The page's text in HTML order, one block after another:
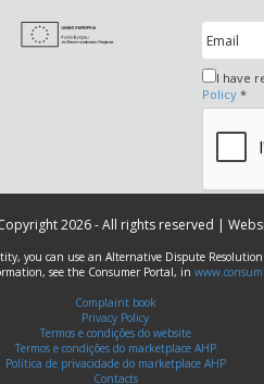
I have
Policy*
2026 - All rights reserved |
you can use an Alternative Dispute
see the Consumer Portal, in
Complaint book
Privacy Policy
Termos e condições do website
Termos e condições do marketplace AHP
Política de privacidade do marketplace AHP
Contacts